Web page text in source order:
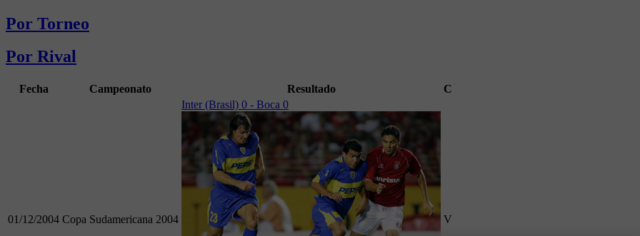
Por Torneo
Por Rival
Fecha Campeonato Resultado C
01/12/2004 Copa Sudamericana 2004
Inter (Brasil) 0 - Boca 0
V